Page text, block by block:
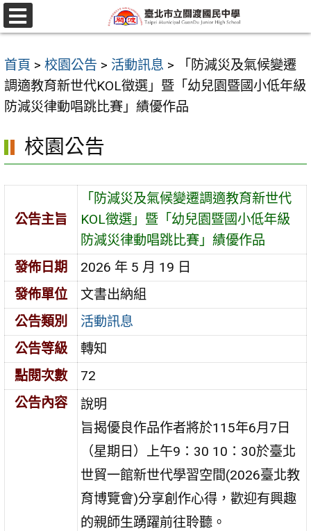
跳
至
要
內
容
選
單
首頁 > 校園公告 > 活動訊息 >
「防減災及氣候變遷
調適教育新世代KOL徵選」暨「幼兒園暨國小低年級
防減災律動唱跳比賽」績優作品
校園公告
公告主旨
「防減災及氣候變遷調適教育新世代
KOL徵選」暨「幼兒園暨國小低年級
防減災律動唱跳比賽」績優作品
發佈日期
2026 年 5 月 19 日
發佈單位
文書出納組
公告類別
活動訊息
公告等級
轉知
點閱次數
72
公告內容
說明
旨揭優良作品作者將於115年6月7日
（星期日）上午9：30 10：30於臺北
世貿一館新世代學習空間(2026臺北教
育博覽會)分享創作心得，歡迎有興趣
的親師生踴躍前往聆聽。